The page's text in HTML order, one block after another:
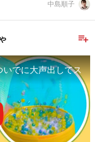
中島順子
playlist_add
でに大声出してス